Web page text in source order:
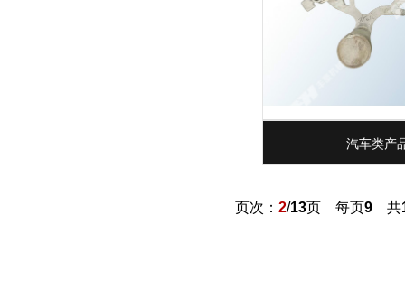
汽车类产
页次： 2/13页 每页9 共